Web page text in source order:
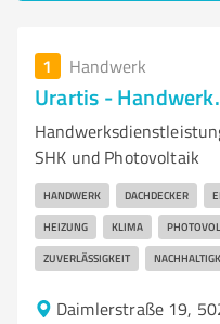
1 Handwerk
Urartis -
SHK und Photovoltaik
HANDWERK DACHDECKER
HEIZUNG KLIMA
ZUVERLÄSSIGKEIT
Daimlerstraße 19,